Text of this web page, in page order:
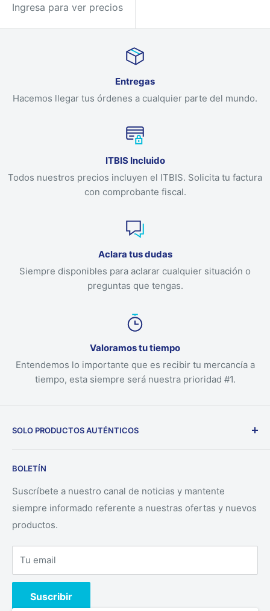
Ingresa para ver precios
Entregas
Hacemos llegar tus órdenes a cualquier parte del mundo.
ITBIS Incluido
Todos nuestros precios incluyen el ITBIS. Solicita tu factura
con comprobante fiscal.
Aclara tus dudas
Siempre disponibles para aclarar cualquier situación o
preguntas que tengas.
Valoramos tu tiempo
Entendemos lo importante que es recibir tu mercancía a
tiempo, esta siempre será nuestra prioridad #1.
SOLO PRODUCTOS AUTÉNTICOS
directamente desde los fabricantes.
BOLETÍN
Suscríbete a nuestro canal de noticias y mantente
siempre informado referente a nuestras ofertas y nuevos
productos.
Tu email
Suscribir